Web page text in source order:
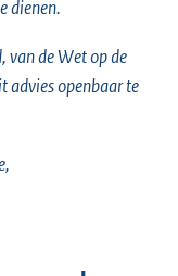
dienen.
van de Wet op de
advies openbaar te